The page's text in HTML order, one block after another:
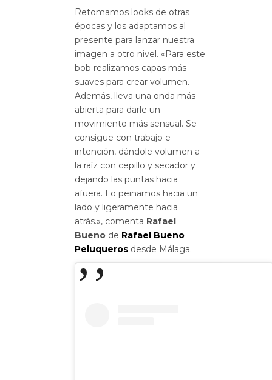
Retomamos looks de otras
épocas y los adaptamos al
presente para lanzar nuestra
imagen a otro nivel. «Para este
bob realizamos capas más
suaves para crear volumen.
Además, lleva una onda más
abierta para darle un
movimiento más sensual. Se
consigue con trabajo e
intención, dándole volumen a
la raíz con cepillo y secador y
dejando las puntas hacia
afuera. Lo peinamos hacia un
lado y ligeramente hacia
atrás.», comenta Rafael
Bueno de Rafael Bueno
Peluqueros desde Málaga.